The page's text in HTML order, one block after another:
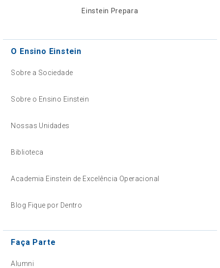
Einstein Prepara
O Ensino Einstein
Sobre a Sociedade
Sobre o Ensino Einstein
Nossas Unidades
Biblioteca
Academia Einstein de Excelência Operacional
Blog Fique por Dentro
Faça Parte
Alumni